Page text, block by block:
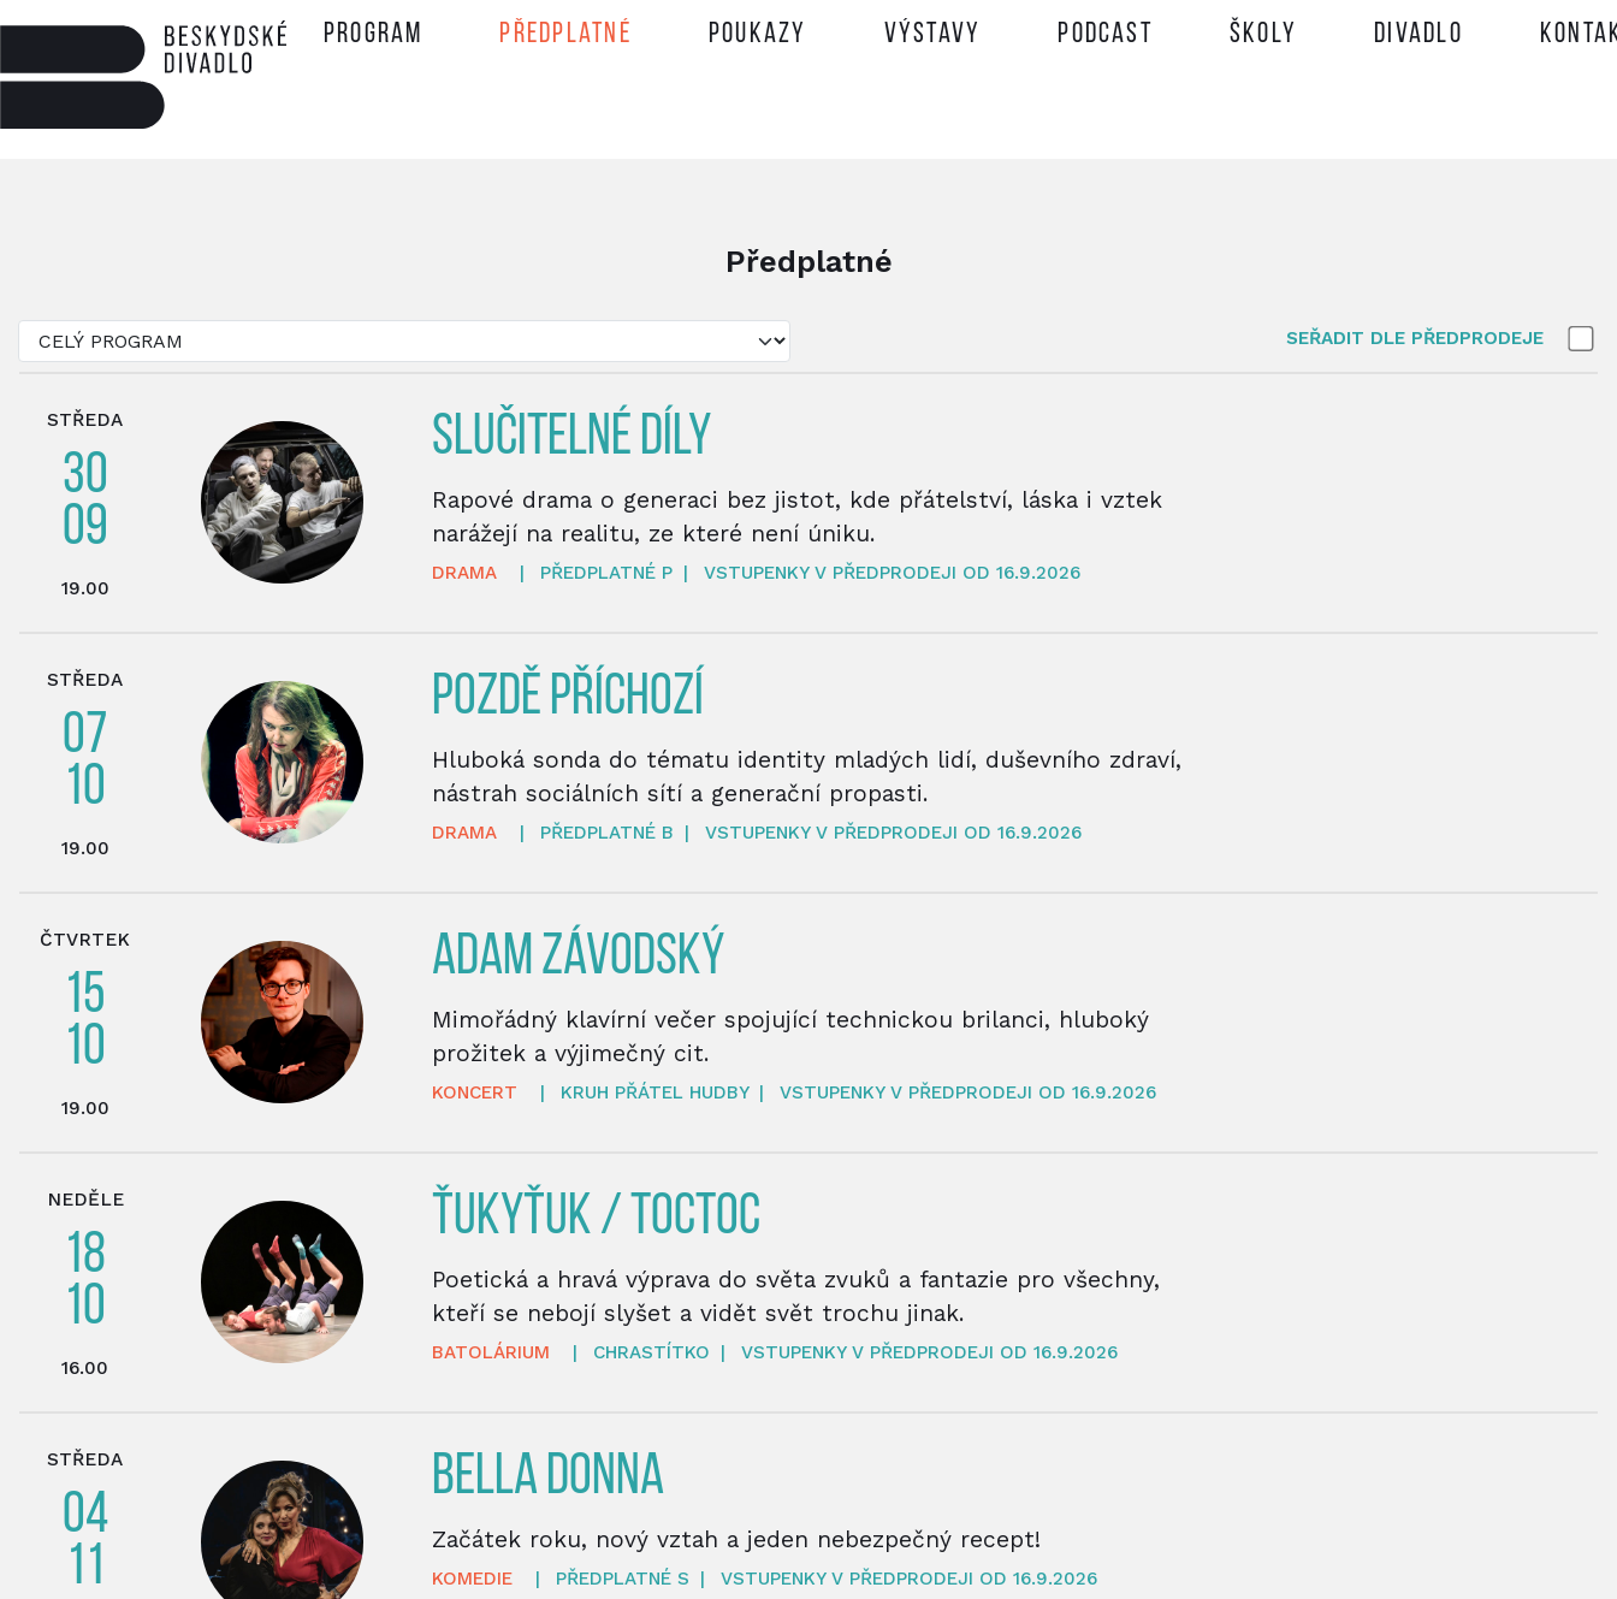
Program Předplatné Poukazy Výstavy Podcast Školy Divadlo
Předplatné
SEŘADIT DLE PŘEDPRODEJE
STŘEDA
30
09
19.00
SLUČITELNÉ DÍLY
Rapové drama o generaci bez jistot, kde přátelství, láska i vztek
narážejí na realitu, ze které není úniku.
DRAMA | PŘEDPLATNÉ P | VSTUPENKY V PŘEDPRODEJI OD 16.9.2026
STŘEDA
07
10
19.00
POZDĚ PŘÍCHOZÍ
Hluboká sonda do tématu identity mladých lidí, duševního zdraví,
nástrah sociálních sítí a generační propasti.
DRAMA | PŘEDPLATNÉ B | VSTUPENKY V PŘEDPRODEJI OD 16.9.2026
ČTVRTEK
15
10
19.00
ADAM ZÁVODSKÝ
Mimořádný klavírní večer spojující technickou brilanci, hluboký
prožitek a výjimečný cit.
KONCERT | KRUH PŘÁTEL HUDBY | VSTUPENKY V PŘEDPRODEJI OD 16.9.2026
NEDĚLE
18
10
16.00
ŤUKYŤUK / TOCTOC
Poetická a hravá výprava do světa zvuků a fantazie pro všechny,
kteří se nebojí slyšet a vidět svět trochu jinak.
BATOLÁRIUM | CHRASTÍTKO | VSTUPENKY V PŘEDPRODEJI OD 16.9.2026
STŘEDA
04
11
BELLA DONNA
Začátek roku, nový vztah a jeden nebezpečný recept!
KOMEDIE | PŘEDPLATNÉ S | VSTUPENKY V PŘEDPRODEJI OD 16.9.2026